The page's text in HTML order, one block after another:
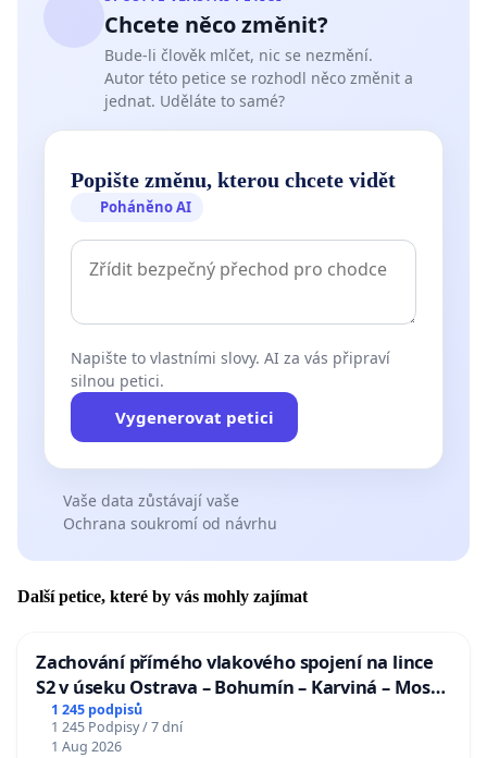
Chcete něco změnit?
Bude-li člověk mlčet, nic se nezmění.
Autor této petice se rozhodl něco změnit a
jednat. Uděláte to samé?
Popište změnu, kterou chcete vidět
Poháněno AI
Napište to vlastními slovy. AI za vás připraví
silnou petici.
Vygenerovat petici
Vaše data zůstávají vaše
Ochrana soukromí od návrhu
Další petice, které by vás mohly zajímat
Zachování přímého vlakového spojení na lince
S2 v úseku Ostrava – Bohumín – Karviná – Mosty
u Jablunkova
1 245 podpisů
1 245 Podpisy / 7 dní
1 Aug 2026